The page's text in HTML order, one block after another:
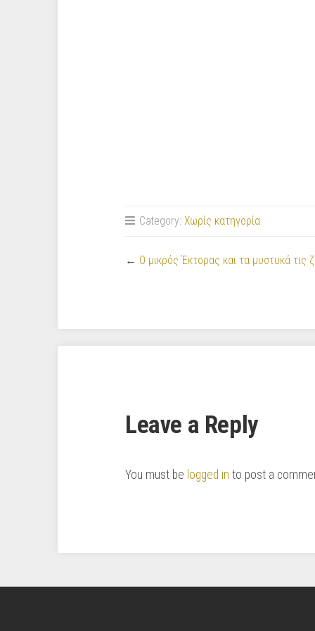
Category: Χωρίς κατηγορία
← Ο μικρός Έκτορας και τα μυστυκά τις
Leave a Reply
You must be logged in to post a